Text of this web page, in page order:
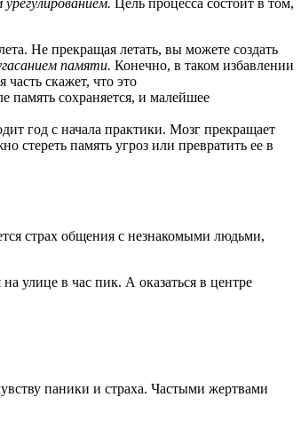
Не прекращая летать, вы можете создать
памяти. Конечно, в таком избавлении
скажет, что это
память сохраняется, и малейшее
год с начала практики. Мозг прекращает
стереть память угроз или превратить ее в
страх общения с незнакомыми людьми,
улице в час пик. А оказаться в центре
паники и страха. Частыми жертвами